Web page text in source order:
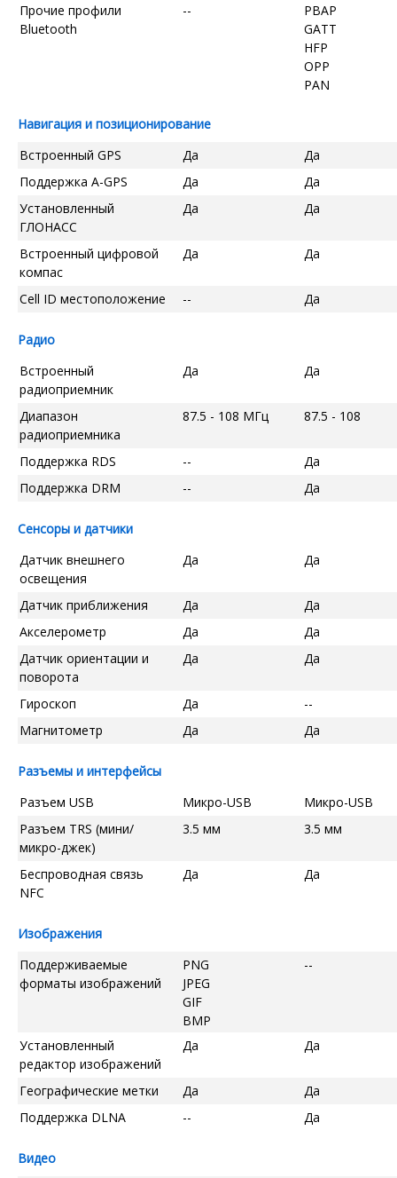
Прочие профили
Bluetooth
--
PBAP
GATT
HFP
OPP
PAN
Навигация и позиционирование
Встроенный GPS
Да
Да
Поддержка A-GPS
Да
Да
Установленный
ГЛОНАСС
Да Да
Встроенный цифровой
компас
Да Да
Cell ID местоположение -- Да
Радио
Встроенный
радиоприемник
Да Да
Диапазон
радиоприемника
87.5 - 108 МГц 87.5 - 108
Поддержка RDS --
Да
Поддержка DRM
-- Да
Сенсоры и датчики
Датчик внешнего
освещения
Да Да
Датчик приближения Да
Да
Акселерометр
Да
Да
Датчик ориентации и
поворота
Да Да
Гироскоп Да
--
Магнитометр
Да Да
Разъемы и интерфейсы
Разъем USB
Микро-USB
Микро-USB
Разъем TRS (мини/
микро-джек)
3.5 мм 3.5 мм
Беспроводная связь
NFC
Да Да
Изображения
Поддерживаемые
форматы изображений
PNG
JPEG
GIF
BMP
--
Установленный
редактор изображений
Да Да
Географические метки Да
Да
Поддержка DLNA
-- Да
Видео